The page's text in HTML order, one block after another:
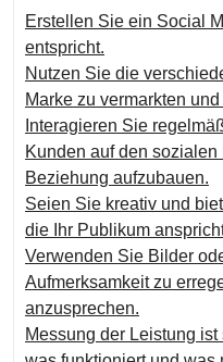
Erstellen Sie ein Social
entspricht.
Nutzen Sie die
Marke zu vermarkten
Interagieren Sie
Kunden auf den
Beziehung aufzubauen.
Seien Sie kreativ und
die Ihr Publikum
Verwenden Sie Bilder
Aufmerksamkeit zu
anzusprechen.
Messung der Leistung